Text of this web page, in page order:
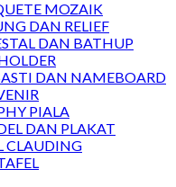
MOZAIK
DAN RELIEF
DAN BATHUP
DAN NAMEBOARD
PIALA
DAN PLAKAT
CLAUDING